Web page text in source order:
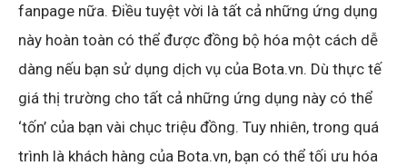
fanpage nữa. Điều tuyệt vời là tất cả những ứng dụng
này hoàn toàn có thể được đồng bộ hóa một cách dễ
dàng nếu bạn sử dụng dịch vụ của Bota.vn. Dù thực tế
giá thị trường cho tất cả những ứng dụng này có thể
‘tốn’ của bạn vài chục triệu đồng. Tuy nhiên, trong quá
trình là khách hàng của Bota.vn, bạn có thể tối ưu hóa